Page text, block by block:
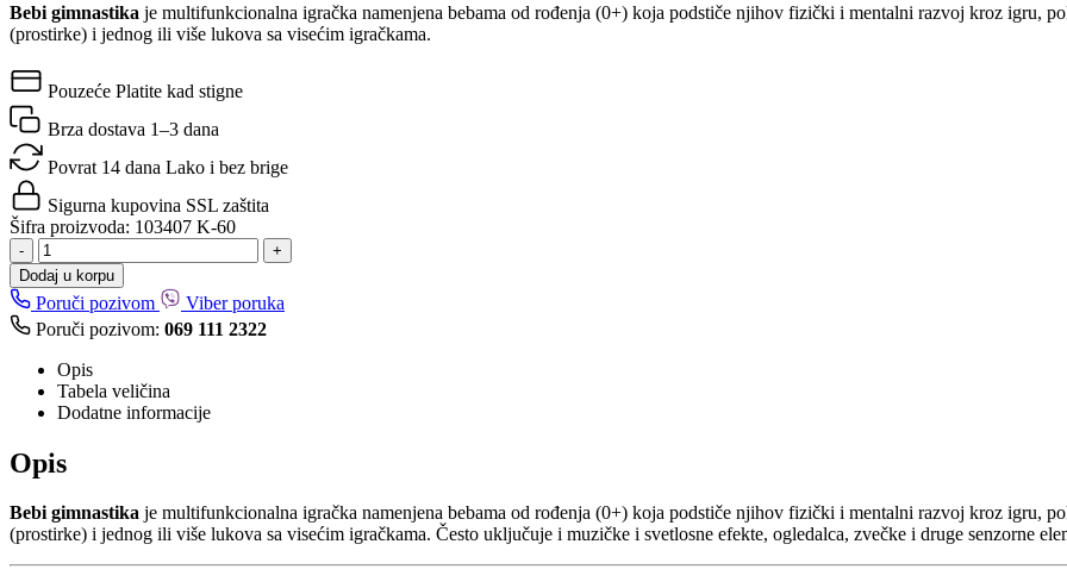
Bebi gimnastika je multifunkcionalna igračka namenjena bebama od rođenja (0+) koja podstiče njihov fizički i mentalni razvoj kroz igru,
(prostirke) i jednog ili više lukova sa visećim igračkama.
Pouzeće Platite kad stigne
Brza dostava 1–3 dana
Povrat 14 dana Lako i bez brige
Sigurna kupovina SSL zaštita
Šifra proizvoda: 103407 K-60
-
+
Dodaj u korpu
Poruči pozivom
Viber poruka
Poruči pozivom: 069 111 2322
Opis
Tabela veličina
Dodatne informacije
Opis
Bebi gimnastika je multifunkcionalna igračka namenjena bebama od rođenja (0+) koja podstiče njihov fizički i mentalni razvoj kroz igru,
(prostirke) i jednog ili više lukova sa visećim igračkama. Često uključuje i muzičke i svetlosne efekte, ogledalca, zvečke i druge senzorne